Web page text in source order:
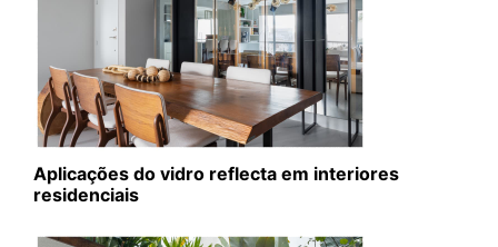
Aplicações do vidro reflecta em interiores
residenciais